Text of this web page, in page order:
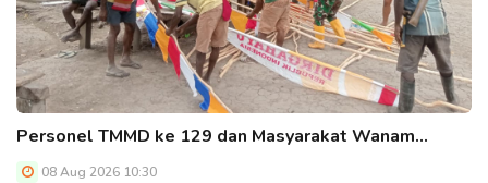
Personel TMMD ke 129 dan Masyarakat Wanam…
08 Aug 2026 10:30